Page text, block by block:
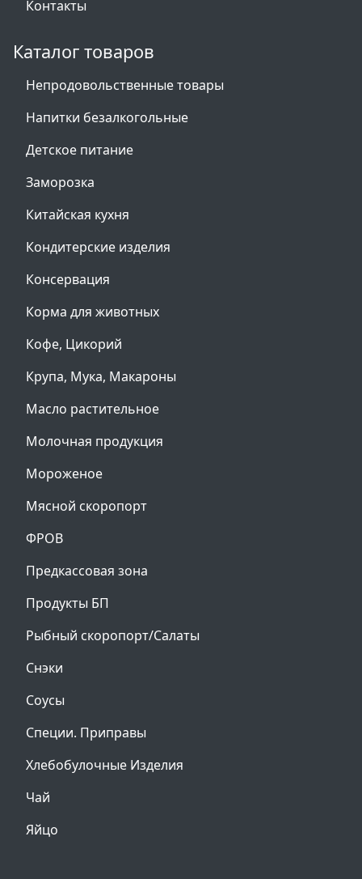
Контакты
Каталог товаров
Непродовольственные товары
Напитки безалкогольные
Детское питание
Заморозка
Китайская кухня
Кондитерские изделия
Консервация
Корма для животных
Кофе, Цикорий
Крупа, Мука, Макароны
Масло растительное
Молочная продукция
Мороженое
Мясной скоропорт
ФРОВ
Предкассовая зона
Продукты БП
Рыбный скоропорт/Салаты
Снэки
Соусы
Специи. Приправы
Хлебобулочные Изделия
Чай
Яйцо